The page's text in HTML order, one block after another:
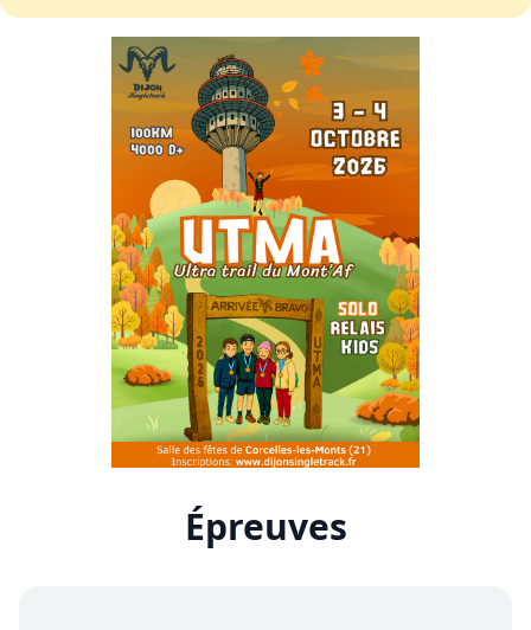
Épreuves